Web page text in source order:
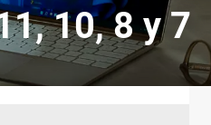
10, 8 y 7